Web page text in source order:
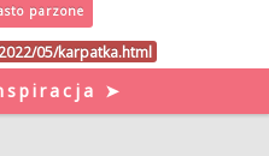
parzone
05/karpatka.html
➤